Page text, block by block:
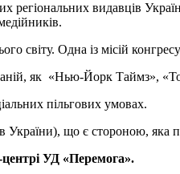
регіональних видавців
світу. Одна із місій
як «Нью-Йорк Таймз»,
пільгових умовах.
що є стороною, яка
УД «Перемога».